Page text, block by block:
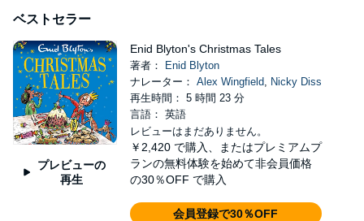
ベストセラー
プレビューの
再生
Enid Blyton's Christmas Tales
著者：
Enid Blyton
ナレーター： Alex Wingfield, Nicky Diss
再生時間： 5 時間 23 分
言語： 英語
レビューはまだありません。
￥2,420 で購入、またはプレミアムプ
ランの無料体験を始めて非会員価格
の30％OFF で購入
会員登録で30％OFF